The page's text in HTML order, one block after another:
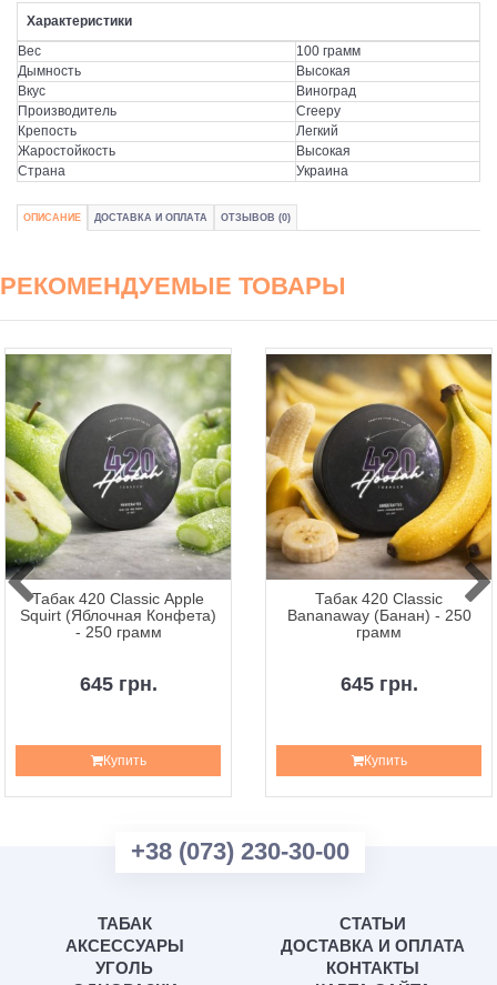
Характеристики
Вес
100 грамм
Дымность
Высокая
Вкус
Виноград
Производитель
Creepy
Крепость
Легкий
Жаростойкость
Высокая
Страна
Украина
ОПИСАНИЕ ДОСТАВКА И ОПЛАТА ОТЗЫВОВ (0)
РЕКОМЕНДУЕМЫЕ ТОВАРЫ
Табак 420 Classic Apple
Squirt (Яблочная Конфета)
- 250 грамм
645 грн.
Купить
Табак 420 Classic
Bananaway (Банан) - 250
грамм
645 грн.
Купить
+38 (073) 230-30-00
ТАБАК
АКСЕССУАРЫ
УГОЛЬ
СТАТЬИ
ДОСТАВКА И ОПЛАТА
КОНТАКТЫ